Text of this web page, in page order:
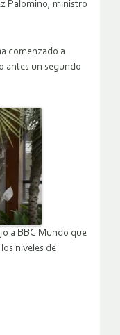
Palomino, ministro
comenzado a
antes un segundo
a BBC Mundo que
niveles de